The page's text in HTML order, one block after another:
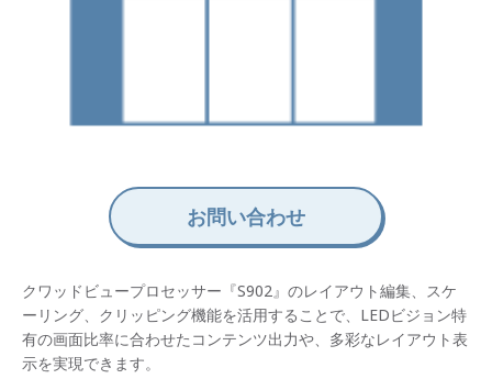
お問い合わせ
クワッドビュープロセッサー『S902』のレイアウト編集、スケ
ーリング、クリッピング機能を活用することで、LEDビジョン特
有の画面比率に合わせたコンテンツ出力や、多彩なレイアウト表
示を実現できます。